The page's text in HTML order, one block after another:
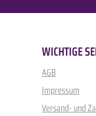
WICHTIGE
AGB
Impressum
Versand- und